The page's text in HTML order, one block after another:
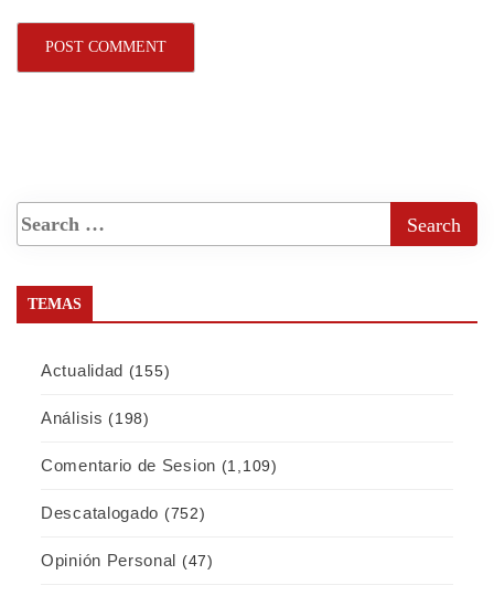
TEMAS
Actualidad (155)
Análisis (198)
Comentario de Sesion (1,109)
Descatalogado (752)
Opinión Personal (47)